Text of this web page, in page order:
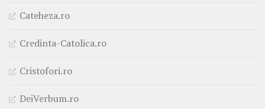
Cateheza.ro
Credinta-Catolica.ro
Cristofori.ro
DeiVerbum.ro